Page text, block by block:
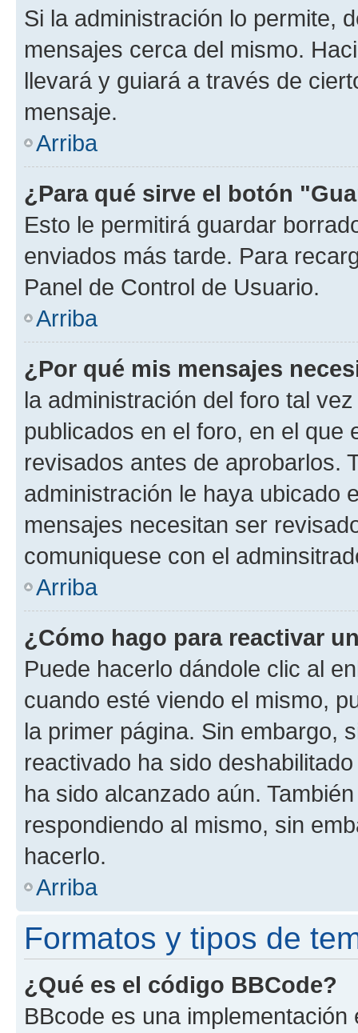
Si la administración lo permite,
mensajes cerca del mismo.
llevará y guiará a través de
mensaje.
Arriba
¿Para qué sirve el botón
Esto le permitirá guardar
enviados más tarde. Para
Panel de Control de Usuario.
Arriba
¿Por qué mis mensajes
la administración del foro tal
publicados en el foro, en el
revisados antes de aprobarlos.
administración le haya ubicado
mensajes necesitan ser
comuniquese con el
Arriba
¿Cómo hago para reactivar
Puede hacerlo dándole clic al
cuando esté viendo el mismo,
la primer página. Sin embargo,
reactivado ha sido
ha sido alcanzado aún.
respondiendo al mismo, sin
hacerlo.
Arriba
Formatos y tipos de
¿Qué es el código BBCode?
BBcode es una